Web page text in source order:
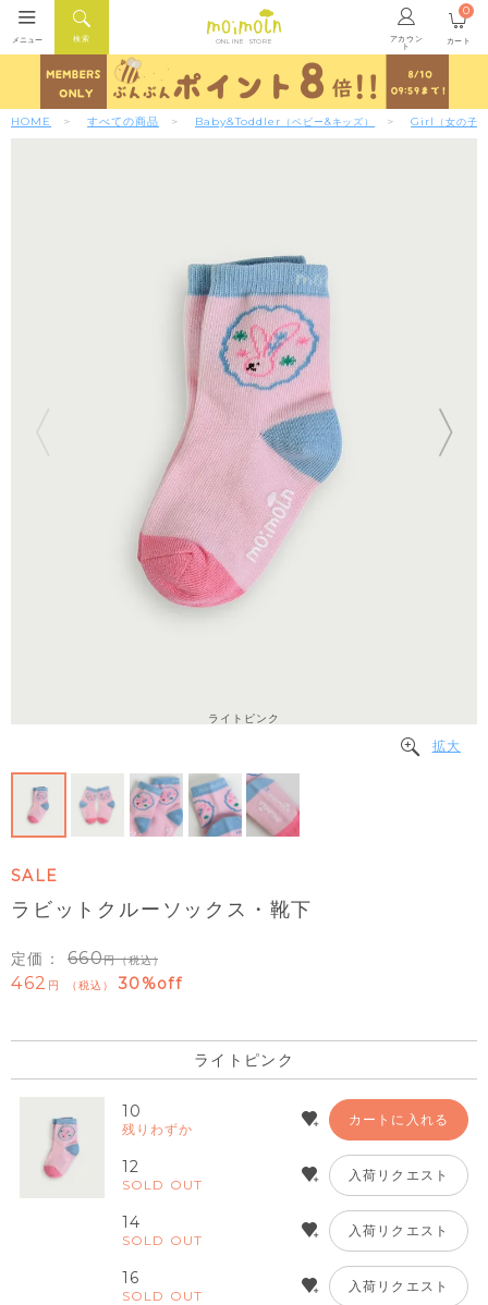
ONLINE STORE アカウン
ト
検索
メニュー カート
0
HOME すべての商品 Baby&Toddler （ベビー&キッズ） Girl （女の子）
ライトピンク
拡大
SALE
ラビットクルーソックス・靴下
定価： 660 （税込）
462 税込 30%off
ライトピンク
10
残りわずか
カートに入れる
12
SOLD OUT
入荷リクエスト
14
SOLD OUT
入荷リクエスト
16
SOLD OUT
入荷リクエスト